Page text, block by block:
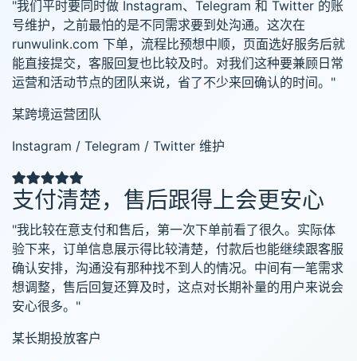
"我们平时要同时做 Instagram、Telegram 和 Twitter 的账
号维护，之前最怕的是不同需求要到处沟通。这次在
runwulink.com 下单，流程比预想中顺，页面选好服务后就
能直接提交，客服回复也比较及时。对我们这种要兼顾日常
运营和活动节点的团队来说，省了不少来回确认的时间。"
某跨境运营团队
Instagram / Telegram / Twitter 维护
支付清楚，售后跟得上会更安心
"我比较在意支付和售后，第一次下单前看了很久。实际体
验下来，订单信息展示得比较清楚，付款后也能继续跟客服
确认安排，沟通没有那种找不到人的情况。中间有一笔需求
想调整，售后回复还算及时，这点对长期补量的用户来说会
安心很多。"
某长期投放客户